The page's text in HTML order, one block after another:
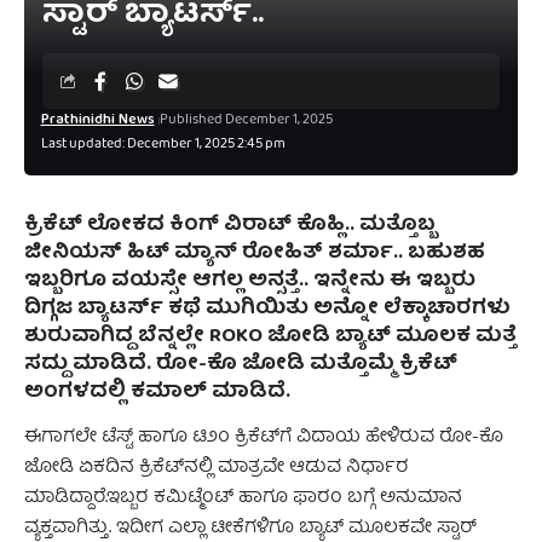
ಸ್ಟಾರ್ ಬ್ಯಾಟರ್ಸ್..
Last updated: December 1, 2025 2:45 pm
Prathinidhi News Published December 1, 2025
ಕ್ರಿಕೆಟ್ ಲೋಕದ ಕಿಂಗ್ ವಿರಾಟ್ ಕೊಹ್ಲಿ.. ಮತ್ತೊಬ್ಬ
ಜೀನಿಯಸ್ ಹಿಟ್ ಮ್ಯಾನ್ ರೋಹಿತ್ ಶರ್ಮಾ.. ಬಹುಶಹ
ಇಬ್ಬರಿಗೂ ವಯಸ್ಸೇ ಆಗಲ್ಲ ಅನ್ಸತ್ತೆ.. ಇನ್ನೇನು ಈ ಇಬ್ಬರು
ದಿಗ್ಗಜ ಬ್ಯಾಟರ್ಸ್ ಕಥೆ ಮುಗಿಯಿತು ಅನ್ನೋ ಲೆಕ್ಕಾಚಾರಗಳು
ಶುರುವಾಗಿದ್ದ ಬೆನ್ನಲ್ಲೇ ROKO ಜೋಡಿ ಬ್ಯಾಟ್ ಮೂಲಕ ಮತ್ತೆ
ಸದ್ದು ಮಾಡಿದೆ. ರೋ-ಕೊ ಜೋಡಿ ಮತ್ತೊಮ್ಮೆ ಕ್ರಿಕೆಟ್‌
ಅಂಗಳದಲ್ಲಿ ಕಮಾಲ್‌ ಮಾಡಿದೆ.
ಈಗಾಗಲೇ ಟೆಸ್ಟ್‌ ಹಾಗೂ ಟಿ೨೦ ಕ್ರಿಕೆಟ್‌ಗೆ ವಿದಾಯ ಹೇಳಿರುವ ರೋ-ಕೊ
ಜೋಡಿ ಏಕದಿನ ಕ್ರಿಕೆಟ್‌ನಲ್ಲಿ ಮಾತ್ರವೇ ಆಡುವ ನಿರ್ಧಾರ
ಮಾಡಿದ್ದಾರೆ.ಇಬ್ಬರ ಕಮಿಟ್ಮೆಂಟ್ ಹಾಗೂ ಫಾರಂ ಬಗ್ಗೆ ಅನುಮಾನ
ವ್ಯಕ್ತವಾಗಿತ್ತು. ಇದೀಗ ಎಲ್ಲಾ ಟೀಕೆಗಳಿಗೂ ಬ್ಯಾಟ್ ಮೂಲಕವೇ ಸ್ಟಾರ್